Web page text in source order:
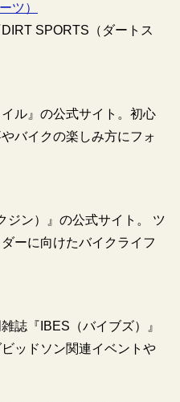
ツ）
SPORTS（ダートス
ル』の公式サイト。初心
バイクの楽しみ方にフォ
ジン）』の公式サイト。 ツ
ーに向けたバイクライフ
誌『IBES（バイブズ）』
ッドソン関連イベントや